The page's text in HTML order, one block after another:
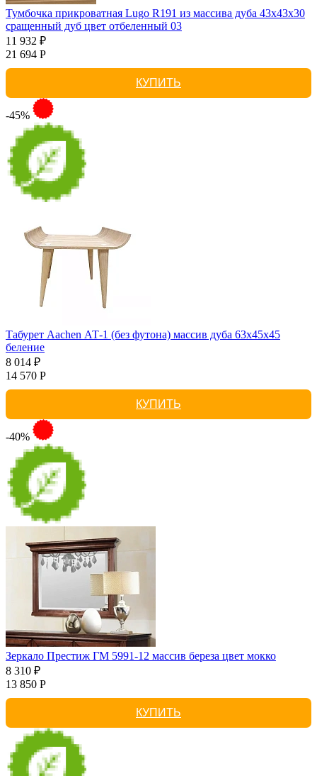
Тумбочка прикроватная Lugo R191 из массива дуба 43х43х30
сращенный дуб цвет отбеленный 03
11 932 ₽
21 694 Р
КУПИТЬ
-45%
Табурет Aachen АТ-1 (без футона) массив дуба 63х45х45
беление
8 014 ₽
14 570 Р
КУПИТЬ
-40%
Зеркало Престиж ГМ 5991-12 массив береза цвет мокко
8 310 ₽
13 850 Р
КУПИТЬ